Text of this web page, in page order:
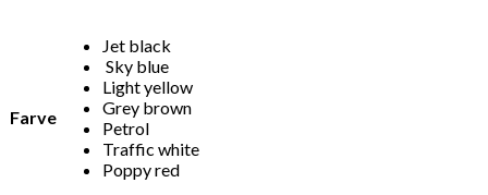
Farve
Jet black
Sky blue
Light yellow
Grey brown
Petrol
Traffic white
Poppy red